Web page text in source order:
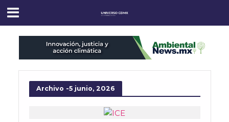
Archivo -5 junio, 2026